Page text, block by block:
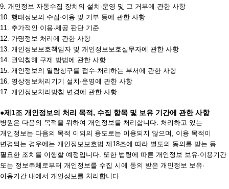
9. 개인정보 자동수집 장치의 설치∙운영 및 그 거부에 관한 사항
10. 행태정보의 수집·이용 및 거부 등에 관한 사항
11. 추가적인 이용·제공 판단 기준
12. 가명정보 처리에 관한 사항
13. 개인정보보호책임자 및 개인정보보호실무자에 관한 사항
14. 권익침해 구제 방법에 관한 사항
15. 개인정보의 열람청구를 접수∙처리하는 부서에 관한 사항
16. 영상정보처리기기 설치∙운영에 관한 사항
17. 개인정보처리방침 변경에 관한 사항
●제1조 개인정보의 처리 목적, 수집 항목 및 보유 기간에 관한 사항
병원은 다음의 목적을 위하여 개인정보를 처리합니다. 처리하고 있는
개인정보는 다음의 목적 이외의 용도로는 이용되지 않으며, 이용 목적이
변경되는 경우에는 개인정보보호법 제18조에 따라 별도의 동의를 받는 등
필요한 조치를 이행할 예정입니다. 또한 법령에 따른 개인정보 보유∙이용기간
또는 정보주체로부터 개인정보를 수집 시에 동의 받은 개인정보 보유∙
이용기간 내에서 개인정보를 처리합니다.